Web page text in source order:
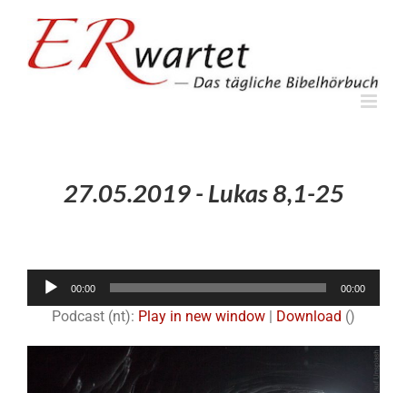
springen
27.05.2019 - Lukas 8,1-25
00:00 00:00
Podcast (nt): Play in new window | Download ()